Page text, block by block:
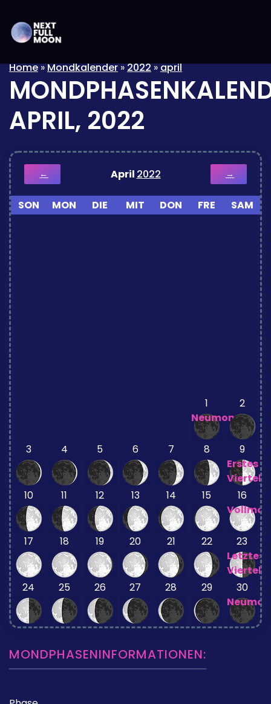
Home»Mondkalender»2022»april
APRIL, 2022
← April 2022 →
SON MON DIE MIT DON FRE SAM
1
Neumond
2
3 4 5 6 7 8
9
Erstes
Viertel
10
11 12 13 14 15
16
17 18 19 20 21 22
23
Letztes
Viertel
24
25 26 27 28 29
30
MONDPHASENINFORMATIONEN: